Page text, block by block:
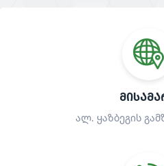
ალ. ყაზბეგის